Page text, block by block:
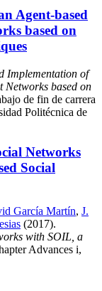
Agent-based
based on
Implementation of
Networks based on
de fin de carrera
Politécnica de
Networks
Social
García Martín, J.
(2017).
with SOIL, a
Advances i,